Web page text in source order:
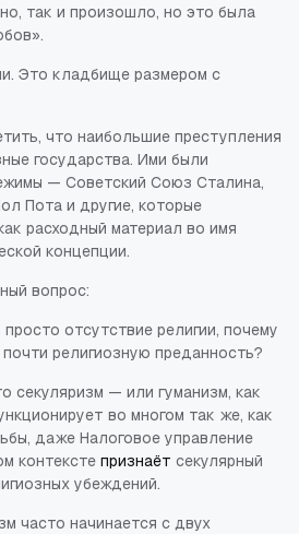
так и произошло, но это была
Это кладбище размером с
что наибольшие преступления
государства. Ими были
— Советский Союз Сталина,
Пота и другие, которые
расходный материал во имя
концепции.
вопрос:
отсутствие религии, почему
религиозную преданность?
секуляризм — или гуманизм, как
во многом так же, как
даже Налоговое управление
контексте признаёт секулярный
убеждений.
часто начинается с двух